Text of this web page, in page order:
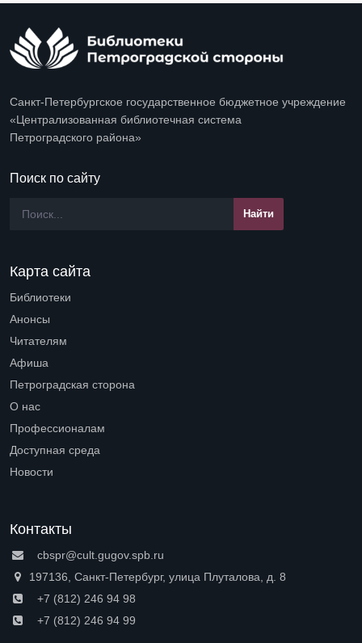
Санкт-Петербургское государственное бюджетное учреждение
«Централизованная библиотечная система
Петроградского района»
Поиск по сайту
Карта сайта
Библиотеки
Анонсы
Читателям
Афиша
Петроградская сторона
О нас
Профессионалам
Доступная среда
Новости
Контакты
cbspr@cult.gugov.spb.ru
197136, Санкт-Петербург, улица Плуталова, д. 8
+7 (812) 246 94 98
+7 (812) 246 94 99